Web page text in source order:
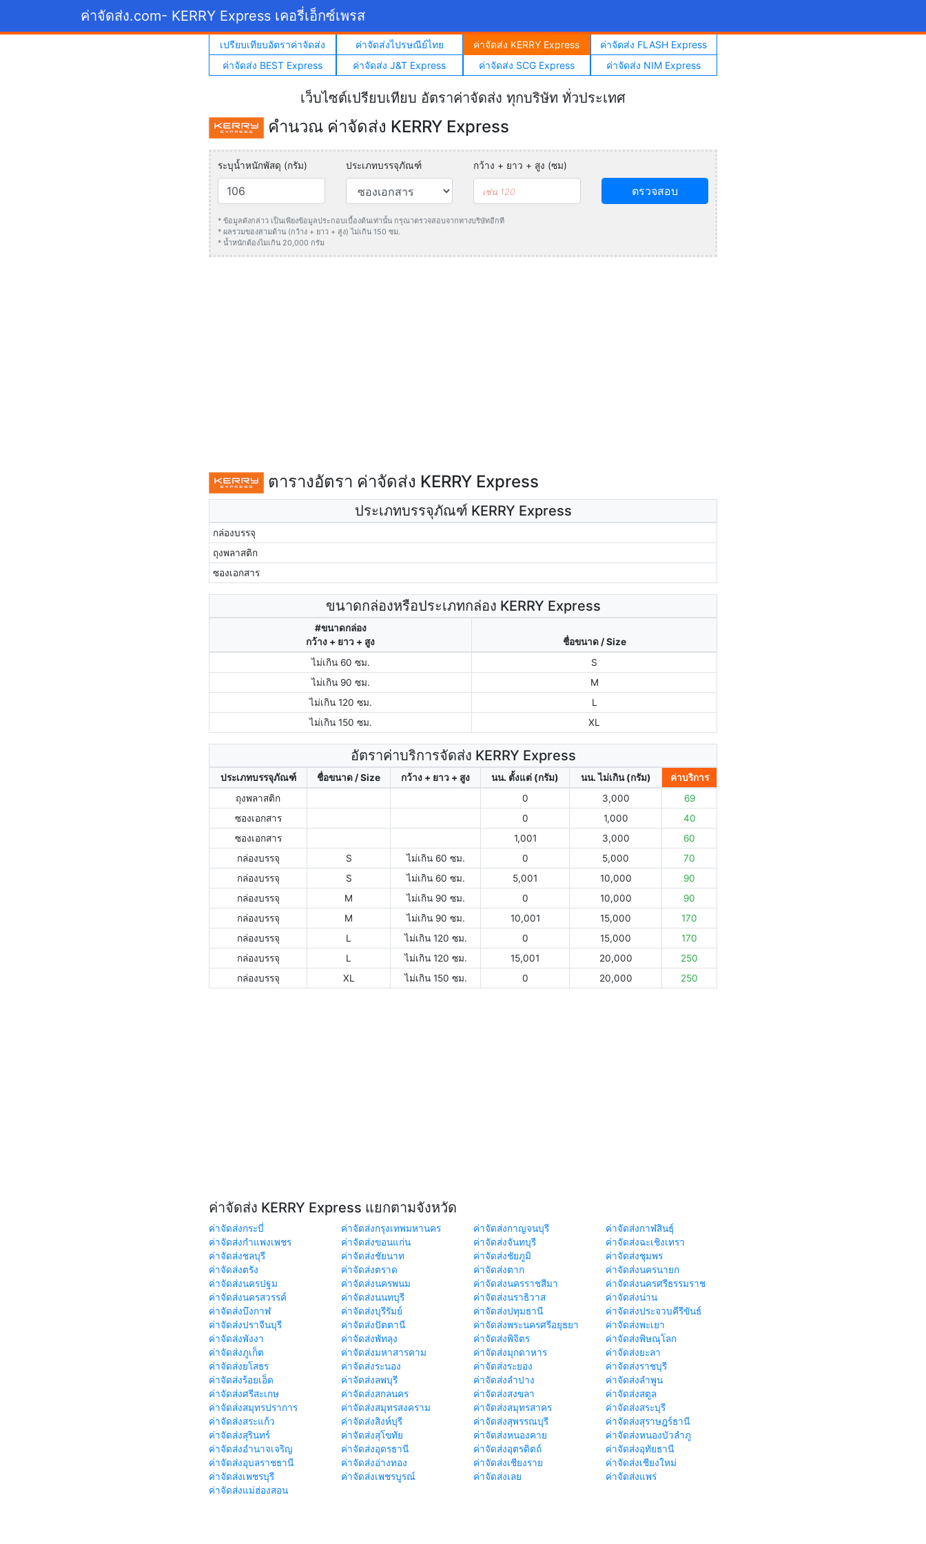
ค่าจัดส่ง.com- KERRY Express เคอรี่เอ็กซ์เพรส
เปรียบเทียบอัตราค่าจัดส่ง ค่าจัดส่งไปรษณีย์ไทย ค่าจัดส่ง KERRY Express
ค่าจัดส่ง FLASH Express
ค่าจัดส่ง BEST Express
ค่าจัดส่ง J&T Express ค่าจัดส่ง SCG Express ค่าจัดส่ง NIM Express
เว็บไซต์เปรียบเทียบ อัตราค่าจัดส่ง ทุกบริษัท ทั่วประเทศ
คำนวณ ค่าจัดส่ง KERRY Express
ระบุน้ำหนักพัสดุ (กรัม) ประเภทบรรจุภัณฑ์ กว้าง + ยาว + สูง (ซม)
ตรวจสอบ
* ข้อมูลดังกล่าว เป็นเพียงข้อมูลประกอบเบื้องต้นเท่านั้น กรุณาตรวจสอบจากทางบริษัทอีกที
* ผลรวมของสามด้าน (กว้าง + ยาว + สูง) ไม่เกิน 150 ซม.
* น้ำหนักต้องไมเกิน 20,000 กรัม
ตารางอัตรา ค่าจัดส่ง KERRY Express
ประเภทบรรจุภัณฑ์ KERRY Express
กล่องบรรจุ
ถุงพลาสติก
ซองเอกสาร
ขนาดกล่องหรือประเภทกล่อง KERRY Express
#ขนาดกล่อง
กว้าง + ยาว + สูง
ชื่อขนาด / Size
ไม่เกิน 60 ซม.
S
ไม่เกิน 90 ซม.
M
ไม่เกิน 120 ซม.
L
ไม่เกิน 150 ซม.
XL
อัตราค่าบริการจัดส่ง KERRY Express
ประเภทบรรจุภัณฑ์ ชื่อขนาด / Size กว้าง + ยาว + สูง นน. ตั้งแต่ (กรัม) นน. ไม่เกิน (กรัม)
ค่าบริการ
ถุงพลาสติก
0 3,000
69
ซองเอกสาร
0 1,000
40
ซองเอกสาร
1,001 3,000
60
กล่องบรรจุ
S ไม่เกิน 60 ซม. 0 5,000
70
กล่องบรรจุ
S ไม่เกิน 60 ซม. 5,001 10,000
90
กล่องบรรจุ
M ไม่เกิน 90 ซม. 0 10,000
90
กล่องบรรจุ
M ไม่เกิน 90 ซม. 10,001 15,000
170
กล่องบรรจุ
L ไม่เกิน 120 ซม. 0 15,000
170
กล่องบรรจุ
L ไม่เกิน 120 ซม. 15,001 20,000
250
กล่องบรรจุ
XL ไม่เกิน 150 ซม. 0 20,000 250
ค่าจัดส่ง KERRY Express แยกตามจังหวัด
ค่าจัดส่งกระบี่ ค่าจัดส่งกรุงเทพมหานคร ค่าจัดส่งกาญจนบุรี
ค่าจัดส่งกาฬสินธุ์
ค่าจัดส่งกำแพงเพชร
ค่าจัดส่งขอนแก่น ค่าจัดส่งจันทบุรี
ค่าจัดส่งฉะเชิงเทรา
ค่าจัดส่งชลบุรี
ค่าจัดส่งชัยนาท ค่าจัดส่งชัยภูมิ
ค่าจัดส่งชุมพร
ค่าจัดส่งตรัง
ค่าจัดส่งตราด ค่าจัดส่งตาก
ค่าจัดส่งนครนายก
ค่าจัดส่งนครปฐม
ค่าจัดส่งนครพนม ค่าจัดส่งนครราชสีมา
ค่าจัดส่งนครศรีธรรมราช
ค่าจัดส่งนครสวรรค์
ค่าจัดส่งนนทบุรี ค่าจัดส่งนราธิวาส
ค่าจัดส่งน่าน
ค่าจัดส่งบึงกาฬ
ค่าจัดส่งบุรีรัมย์ ค่าจัดส่งปทุมธานี
ค่าจัดส่งประจวบคีรีขันธ์
ค่าจัดส่งปราจีนบุรี
ค่าจัดส่งปัตตานี ค่าจัดส่งพระนครศรีอยุธยา
ค่าจัดส่งพะเยา
ค่าจัดส่งพังงา
ค่าจัดส่งพัทลุง ค่าจัดส่งพิจิตร
ค่าจัดส่งพิษณุโลก
ค่าจัดส่งภูเก็ต
ค่าจัดส่งมหาสารคาม ค่าจัดส่งมุกดาหาร
ค่าจัดส่งยะลา
ค่าจัดส่งยโสธร
ค่าจัดส่งระนอง ค่าจัดส่งระยอง
ค่าจัดส่งราชบุรี
ค่าจัดส่งร้อยเอ็ด
ค่าจัดส่งลพบุรี ค่าจัดส่งลำปาง
ค่าจัดส่งลำพูน
ค่าจัดส่งศรีสะเกษ
ค่าจัดส่งสกลนคร ค่าจัดส่งสงขลา
ค่าจัดส่งสตูล
ค่าจัดส่งสมุทรปราการ
ค่าจัดส่งสมุทรสงคราม ค่าจัดส่งสมุทรสาคร
ค่าจัดส่งสระบุรี
ค่าจัดส่งสระแก้ว
ค่าจัดส่งสิงห์บุรี ค่าจัดส่งสุพรรณบุรี
ค่าจัดส่งสุราษฎร์ธานี
ค่าจัดส่งสุรินทร์
ค่าจัดส่งสุโขทัย ค่าจัดส่งหนองคาย
ค่าจัดส่งหนองบัวลำภู
ค่าจัดส่งอำนาจเจริญ
ค่าจัดส่งอุดรธานี ค่าจัดส่งอุตรดิตถ์
ค่าจัดส่งอุทัยธานี
ค่าจัดส่งอุบลราชธานี
ค่าจัดส่งอ่างทอง ค่าจัดส่งเชียงราย
ค่าจัดส่งเชียงใหม่
ค่าจัดส่งเพชรบุรี
ค่าจัดส่งเพชรบูรณ์ ค่าจัดส่งเลย
ค่าจัดส่งแพร่
ค่าจัดส่งแม่ฮ่องสอน